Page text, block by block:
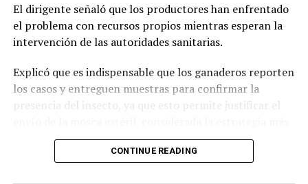
El dirigente señaló que los productores han enfrentado
el problema con recursos propios mientras esperan la
intervención de las autoridades sanitarias.
Explicó que es indispensable que los ganaderos reporten
los casos y entreguen muestras para confirmar la
presencia del insecto, ya que esto permite justificar el
efectiva para combatir la enfermedad.
CONTINUE READING